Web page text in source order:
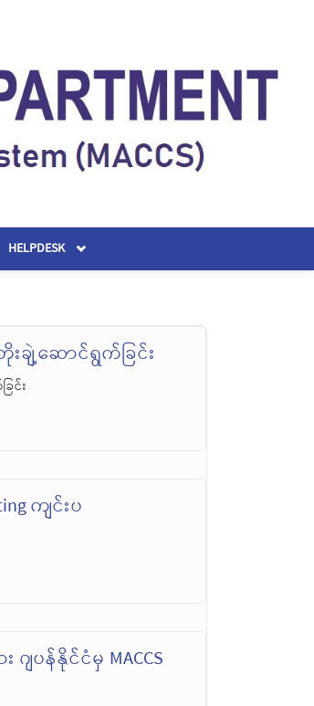
HELPDESK
ျဲ့ဆောင်ရွက်ခြင်း
င်း
ကျင်းပ
ပန်နိုင်ငံမှ MACCS